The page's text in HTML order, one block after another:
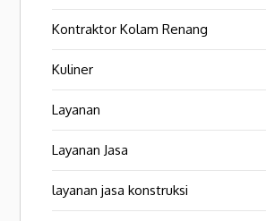
Kontraktor Kolam Renang
Kuliner
Layanan
Layanan Jasa
layanan jasa konstruksi